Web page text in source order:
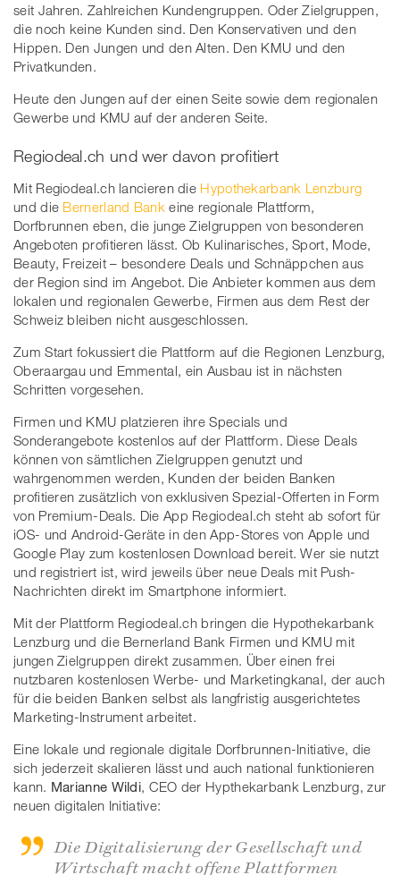
seit Jahren. Zahlreichen Kundengruppen. Oder Zielgruppen,
die noch keine Kunden sind. Den Konservativen und den
Hippen. Den Jungen und den Alten. Den KMU und den
Privatkunden.
Heute den Jungen auf der einen Seite sowie dem regionalen
Gewerbe und KMU auf der anderen Seite.
Regiodeal.ch und wer davon profitiert
Mit Regiodeal.ch lancieren die Hypothekarbank Lenzburg
und die Bernerland Bank eine regionale Plattform,
Dorfbrunnen eben, die junge Zielgruppen von besonderen
Angeboten profitieren lässt. Ob Kulinarisches, Sport, Mode,
Beauty, Freizeit – besondere Deals und Schnäppchen aus
der Region sind im Angebot. Die Anbieter kommen aus dem
lokalen und regionalen Gewerbe, Firmen aus dem Rest der
Schweiz bleiben nicht ausgeschlossen.
Zum Start fokussiert die Plattform auf die Regionen Lenzburg,
Oberaargau und Emmental, ein Ausbau ist in nächsten
Schritten vorgesehen.
Firmen und KMU platzieren ihre Specials und
Sonderangebote kostenlos auf der Plattform. Diese Deals
können von sämtlichen Zielgruppen genutzt und
wahrgenommen werden, Kunden der beiden Banken
profitieren zusätzlich von exklusiven Spezial-Offerten in Form
von Premium-Deals. Die App Regiodeal.ch steht ab sofort für
iOS- und Android-Geräte in den App-Stores von Apple und
Google Play zum kostenlosen Download bereit. Wer sie nutzt
und registriert ist, wird jeweils über neue Deals mit Push-
Nachrichten direkt im Smartphone informiert.
Mit der Plattform Regiodeal.ch bringen die Hypothekarbank
Lenzburg und die Bernerland Bank Firmen und KMU mit
jungen Zielgruppen direkt zusammen. Über einen frei
nutzbaren kostenlosen Werbe- und Marketingkanal, der auch
für die beiden Banken selbst als langfristig ausgerichtetes
Marketing-Instrument arbeitet.
Eine lokale und regionale digitale Dorfbrunnen-Initiative, die
sich jederzeit skalieren lässt und auch national funktionieren
kann. Marianne Wildi, CEO der Hypthekarbank Lenzburg, zur
neuen digitalen Initiative:
Die Digitalisierung der Gesellschaft und
Wirtschaft macht offene Plattformen